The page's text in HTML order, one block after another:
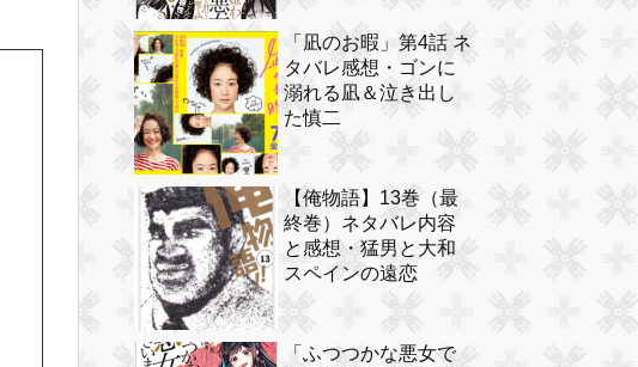
「凪のお暇」第4話 ネ
タバレ感想・ゴンに
溺れる凪＆泣き出し
た慎二
【俺物語】13巻（最
終巻）ネタバレ内容
と感想・猛男と大和
スペインの遠恋
「ふつつかな悪女で